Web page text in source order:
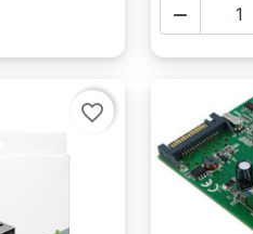

favorite_border